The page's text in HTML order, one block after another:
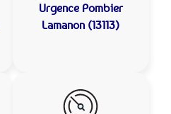
Urgence Pombier
Lamanon (13113)